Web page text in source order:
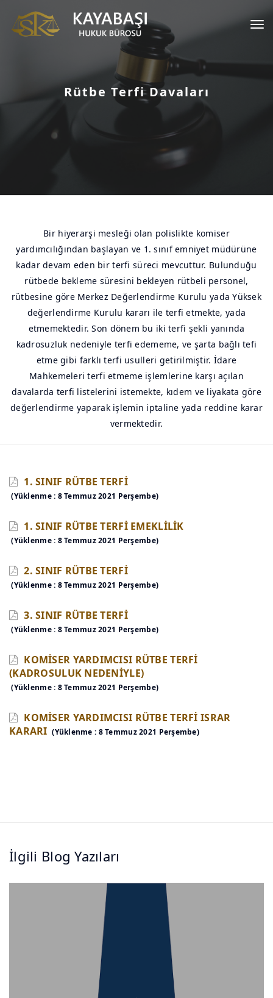
Rütbe Terfi Davaları
Bir hiyerarşi mesleği olan polislikte komiser
yardımcılığından başlayan ve 1. sınıf emniyet müdürüne
kadar devam eden bir terfi süreci mevcuttur. Bulunduğu
rütbede bekleme süresini bekleyen rütbeli personel,
rütbesine göre Merkez Değerlendirme Kurulu yada Yüksek
değerlendirme Kurulu kararı ile terfi etmekte, yada
etmemektedir. Son dönem bu iki terfi şekli yanında
kadrosuzluk nedeniyle terfi edememe, ve şarta bağlı tefi
etme gibi farklı terfi usulleri getirilmiştir. İdare
Mahkemeleri terfi etmeme işlemlerine karşı açılan
davalarda terfi listelerini istemekte, kıdem ve liyakata göre
değerlendirme yaparak işlemin iptaline yada reddine karar
vermektedir.
1. SINIF RÜTBE TERFİ
(Yüklenme : 8 Temmuz 2021 Perşembe)
1. SINIF RÜTBE TERFİ EMEKLİLİK
(Yüklenme : 8 Temmuz 2021 Perşembe)
2. SINIF RÜTBE TERFİ
(Yüklenme : 8 Temmuz 2021 Perşembe)
3. SINIF RÜTBE TERFİ
(Yüklenme : 8 Temmuz 2021 Perşembe)
KOMİSER YARDIMCISI RÜTBE TERFİ
(KADROSULUK NEDENİYLE)
(Yüklenme : 8 Temmuz 2021 Perşembe)
KOMİSER YARDIMCISI RÜTBE TERFİ ISRAR
KARARI (Yüklenme : 8 Temmuz 2021 Perşembe)
İlgili Blog Yazıları